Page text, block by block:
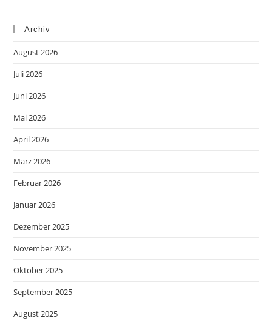
Archiv
August 2026
Juli 2026
Juni 2026
Mai 2026
April 2026
März 2026
Februar 2026
Januar 2026
Dezember 2025
November 2025
Oktober 2025
September 2025
August 2025